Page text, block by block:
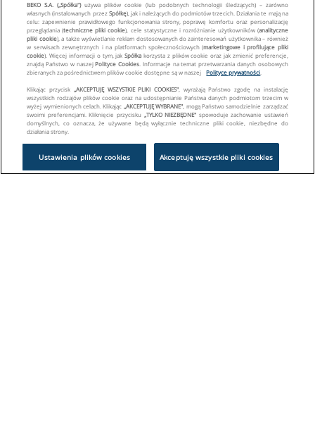
BEKO S.A. („Spółka")używa plików cookie (lub podobnych technologii śledzących) – zarówno
własnych (instalowanych przezSpółkę), jak i należących do podmiotów trzecich. Działania te mają na
celu: zapewnienie prawidłowego funkcjonowania strony, poprawę komfortu oraz personalizację
przeglądania (techniczne pliki cookie), cele statystyczne i rozróżnianie użytkowników (analityczne
pliki cookie), a także wyświetlanie reklam dostosowanych do zainteresowań użytkownika – również
w serwisach zewnętrznych i na platformach społecznościowych (marketingowe i profilujące pliki
cookie). Więcej informacji o tym, jakSpółka korzysta z plików cookie oraz jak zmienić preferencje,
znajdą Państwo w naszejPolityce Cookies . Informacje na temat przetwarzania danych osobowych
zbieranych za pośrednictwem plików cookie dostępne są w naszej
Polityce prywatności
Klikając przycisk „AKCEPTUJĘ WSZYSTKIE PLIKI COOKIES" , wyrażają Państwo zgodę na instalację
wszystkich rodzajów plików cookie oraz na udostępnianie Państwa danych podmiotom trzecim w
wyżej wymienionych celach. Klikając „AKCEPTUJĘ WYBRANE" , mogą Państwo samodzielnie zarządzać
swoimi preferencjami. Kliknięcie przycisku „TYLKO NIEZBĘDNE" spowoduje zachowanie ustawień
domyślnych, co oznacza, że używane będą wyłącznie techniczne pliki cookie, niezbędne do
działania strony.
Ustawienia plików cookies Akceptuję wszystkie pliki cookies